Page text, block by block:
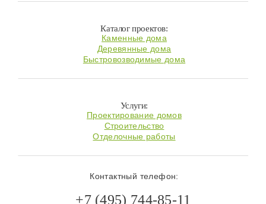
Каталог проектов:
Каменные дома
Деревянные дома
Быстровозводимые дома
Услуги:
Проектирование домов
Строительство
Отделочные работы
Контактный телефон:
+7 (495) 744-85-11